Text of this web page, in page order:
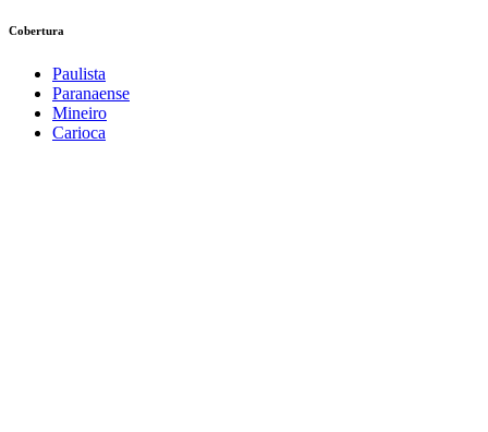
Cobertura
Paulista
Paranaense
Mineiro
Carioca